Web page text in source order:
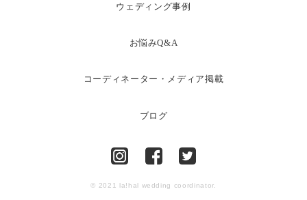
ウェディング事例
お悩みQ&A
コーディネーター・メディア掲載
ブログ
© 2021 la!hal wedding coordinator.